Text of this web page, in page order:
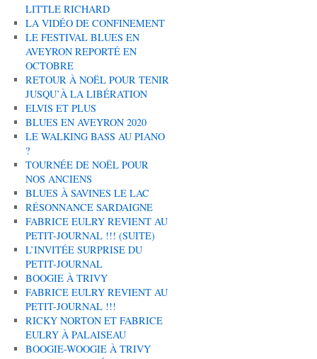
LITTLE RICHARD
LA VIDÉO DE CONFINEMENT
LE FESTIVAL BLUES EN
AVEYRON REPORTÉ EN
OCTOBRE
RETOUR À NOËL POUR TENIR
JUSQU’À LA LIBÉRATION
ELVIS ET PLUS
BLUES EN AVEYRON 2020
LE WALKING BASS AU PIANO
?
TOURNÉE DE NOËL POUR
NOS ANCIENS
BLUES À SAVINES LE LAC
RÉSONNANCE SARDAIGNE
FABRICE EULRY REVIENT AU
PETIT-JOURNAL !!! (SUITE)
L’INVITÉE SURPRISE DU
PETIT-JOURNAL
BOOGIE À TRIVY
FABRICE EULRY REVIENT AU
PETIT-JOURNAL !!!
RICKY NORTON ET FABRICE
EULRY À PALAISEAU
BOOGIE-WOOGIE À TRIVY